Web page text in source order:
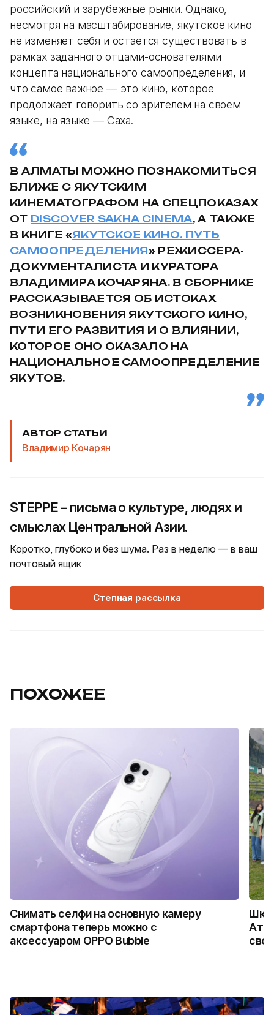
российский и зарубежные рынки. Однако,
несмотря на масштабирование, якутское кино
не изменяет себя и остается существовать в
рамках заданного отцами-основателями
концепта национального самоопределения, и
что самое важное — это кино, которое
продолжает говорить со зрителем на своем
языке, на языке — Саха.
В АЛМАТЫ МОЖНО ПОЗНАКОМИТЬСЯ
БЛИЖЕ С ЯКУТСКИМ
КИНЕМАТОГРАФОМ НА СПЕЦПОКАЗАХ
ОТ DISCOVER SAKHA CINEMA, А ТАКЖЕ
В КНИГЕ «ЯКУТСКОЕ КИНО. ПУТЬ
САМООПРЕДЕЛЕНИЯ» РЕЖИССЕРА-
ДОКУМЕНТАЛИСТА И КУРАТОРА
ВЛАДИМИРА КОЧАРЯНА. В СБОРНИКЕ
РАССКАЗЫВАЕТСЯ ОБ ИСТОКАХ
ВОЗНИКНОВЕНИЯ ЯКУТСКОГО КИНО,
ПУТИ ЕГО РАЗВИТИЯ И О ВЛИЯНИИ,
КОТОРОЕ ОНО ОКАЗАЛО НА
НАЦИОНАЛЬНОЕ САМООПРЕДЕЛЕНИЕ
ЯКУТОВ.
АВТОР СТАТЬИ
Владимир Кочарян
STEPPE – письма о культуре, людях и
смыслах Центральной Азии.
Коротко, глубоко и без шума. Раз в неделю — в ваш
почтовый ящик
Степная рассылка
ПОХОЖЕЕ
Снимать селфи на основную камеру
смартфона теперь можно с
аксессуаром OPPO Bubble